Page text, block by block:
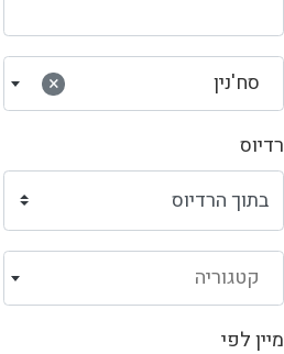
× סח'נין
רדיוס
קטגוריה
מיין לפי